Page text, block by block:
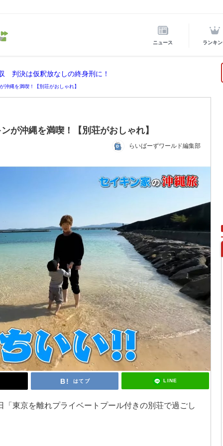
ニュース ランキ
判決は仮釈放なしの終身刑に！
沖縄を満喫！【別荘がおしゃれ】
が沖縄を満喫！【別荘がおしゃれ】
らいばーずワールド編集部
はてブ LINE
東京を離れプライベートプール付きの別荘で過ごし